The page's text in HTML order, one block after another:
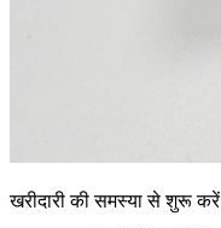
खरीदारी की समस्या से शुरू करें